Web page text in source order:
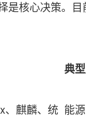
是核心决策。
典
、麒麟、统 能